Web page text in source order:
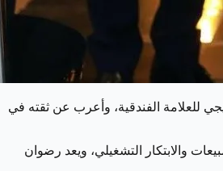
للعلامة الفندقية، وأعرب عن ثقته في
والابتكار التشغيلي، ويعد رضوان